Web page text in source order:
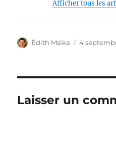
Afficher tous les
Auteur
Édith Msika
Publié
4
Laisser un